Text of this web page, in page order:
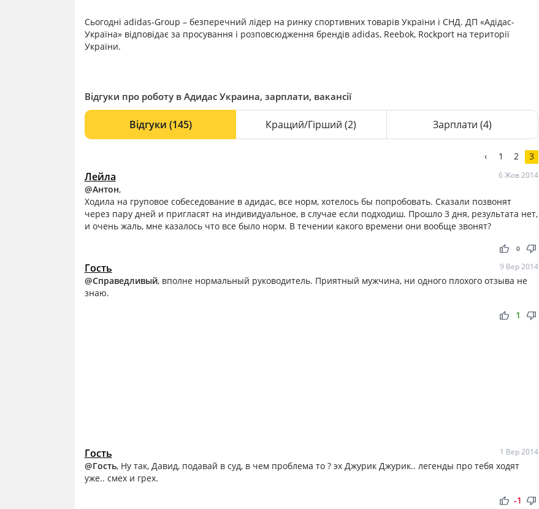
Сьогодні adidas-Group – безперечний лідер на ринку спортивних товарів України і СНД. ДП «Адідас-
Україна» відповідає за просування і розповсюдження брендів adidas, Reebok, Rockport на території
України.
Відгуки про роботу в Адидас Украина, зарплати, вакансії
Відгуки (145) Кращий/Гірший(2) Зарплати (4)
‹ 1 2 3
Лейла 6 Жов 2014
@Антон,
Ходила на груповое собеседование в адидас, все норм, хотелось бы попробовать. Сказали позвонят
через пару дней и пригласят на индивидуальное, в случае если подходиш. Прошло 3 дня, результата нет,
и очень жаль, мне казалось что все было норм. В течении какого времени они вообще звонят?
thumb_up thumb_down
0
Гость 9 Вер 2014
@Справедливый, вполне нормальный руководитель. Приятный мужчина, ни одного плохого отзыва не
знаю.
thumb_up thumb_down
1
Гость 1 Вер 2014
@Гость, Ну так, Давид, подавай в суд, в чем проблема то ? эх Джурик Джурик.. легенды про тебя ходят
уже.. смех и грех.
thumb_up thumb_down
-1